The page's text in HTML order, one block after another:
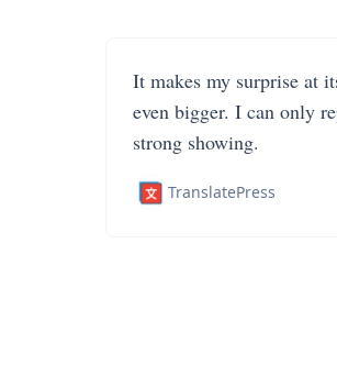
It makes my surprise at
even bigger. I can only
strong showing.
TranslatePress